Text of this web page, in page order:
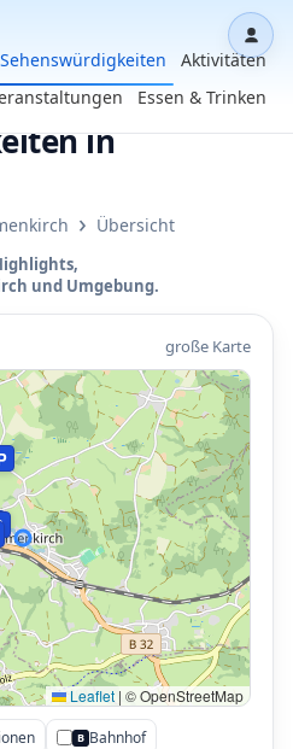
Sehenswürdigkeiten
Aktivitäten
Essen & Trinken
in
› Übersicht
und Umgebung.
große Karte
Leaflet | © OpenStreetMap
B Bahnhof